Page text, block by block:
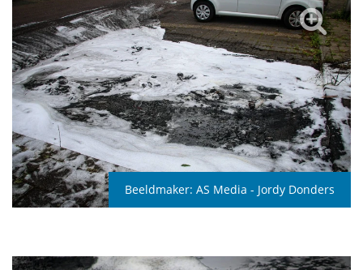
Beeldmaker: AS Media - Jordy Donders